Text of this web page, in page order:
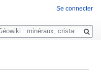
Se connecter